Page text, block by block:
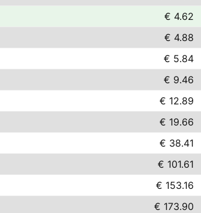
€ 4.62
€ 4.88
€ 5.84
€ 9.46
€ 12.89
€ 19.66
€ 38.41
€ 101.61
€ 153.16
€ 173.90